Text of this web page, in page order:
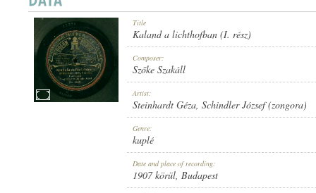
GENRE: KUPLÉ Title
Kaland a lichthofban (I. rész)
Composer:
Szőke Szakáll
Artist:
Steinhardt Géza, Schindler József (zongora)
Genre:
kuplé
Date and place of recording:
1907 körül, Budapest